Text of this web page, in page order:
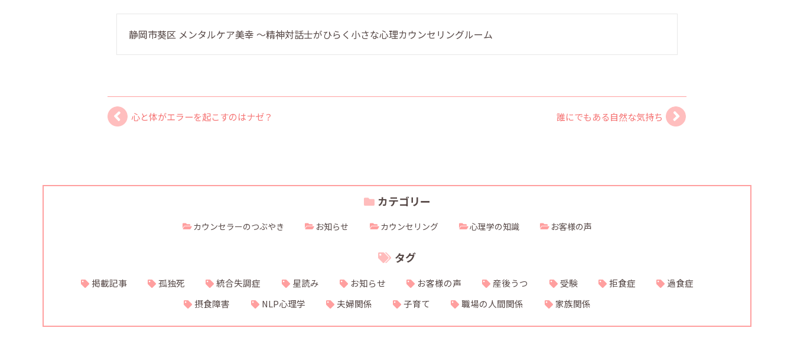
静岡市葵区 メンタルケア美幸 〜精神対話士がひらく小さな心理カウンセリングルーム
心と体がエラーを起こすのはナゼ？ 誰にでもある自然な気持ち
カテゴリー
カウンセラーのつぶやき お知らせ カウンセリング 心理学の知識 お客様の声
タグ
掲載記事 孤独死 統合失調症 星読み お知らせ お客様の声 産後うつ 受験 拒食症
過食症
摂食障害
NLP心理学 夫婦関係 子育て 職場の人間関係 家族関係